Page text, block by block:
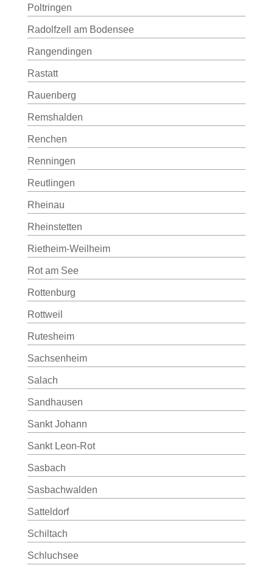
Poltringen
Radolfzell am Bodensee
Rangendingen
Rastatt
Rauenberg
Remshalden
Renchen
Renningen
Reutlingen
Rheinau
Rheinstetten
Rietheim-Weilheim
Rot am See
Rottenburg
Rottweil
Rutesheim
Sachsenheim
Salach
Sandhausen
Sankt Johann
Sankt Leon-Rot
Sasbach
Sasbachwalden
Satteldorf
Schiltach
Schluchsee